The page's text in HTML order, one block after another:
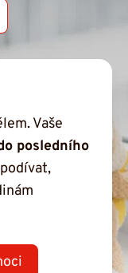
Vaše
posledního